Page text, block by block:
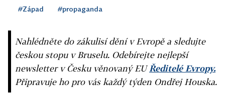
#Západ #propaganda
Nahlédněte do zákulisí dění v Evropě a sledujte
českou stopu v Bruselu. Odebírejte nejlepší
newsletter v Česku věnovaný EUŘeditelé Evropy.
Připravuje ho pro vás každý týden Ondřej Houska.